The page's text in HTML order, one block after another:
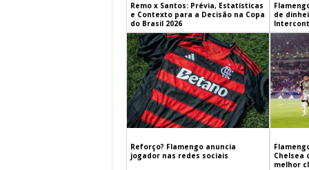
Remo x Santos: Prévia, Estatísticas
e Contexto para a Decisão na Copa
do Brasil 2026
de
Reforço? Flamengo anuncia
jogador nas redes sociais
Chelsea
melhor